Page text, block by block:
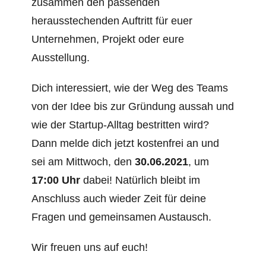
zusammen den passenden
herausstechenden Auftritt für euer
Unternehmen, Projekt oder eure
Ausstellung.
Dich interessiert, wie der Weg des Teams
von der Idee bis zur Gründung aussah und
wie der Startup-Alltag bestritten wird?
Dann melde dich jetzt kostenfrei an und
sei am Mittwoch, den 30.06.2021, um
17:00 Uhr dabei! Natürlich bleibt im
Anschluss auch wieder Zeit für deine
Fragen und gemeinsamen Austausch.
Wir freuen uns auf euch!